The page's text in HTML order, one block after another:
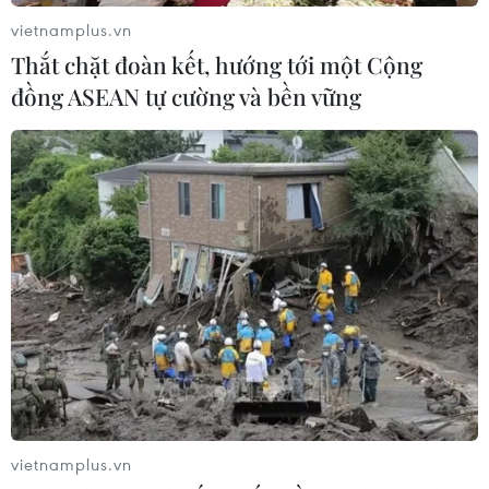
Chuyên gia: Sức mạnh quân sự và kinh tế
củng cố vị thế bá chủ của Mỹ
19/07/2019 00:20
Bằng cách sử dụng sức mạnh quân sự khổng lồ và các
ngành công nghiệp quốc phòng của mình, Mỹ kiểm
soát các quốc gia thông qua việc biến các quốc gia trở
thành những nước phụ thuộc vào sức mạnh của Mỹ.
vietnamplus.vn
Thắt chặt đoàn kết, hướng tới một Cộng
đồng ASEAN tự cường và bền vững
vietnamplus.vn